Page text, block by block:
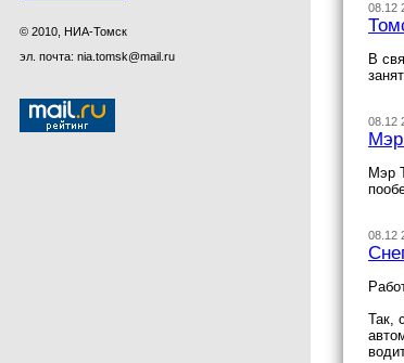
© 2010, НИА-Томск
эл. почта: nia.tomsk@mail.ru
08.12
В
08.12
Мэр
Мэр
08.12
Так,